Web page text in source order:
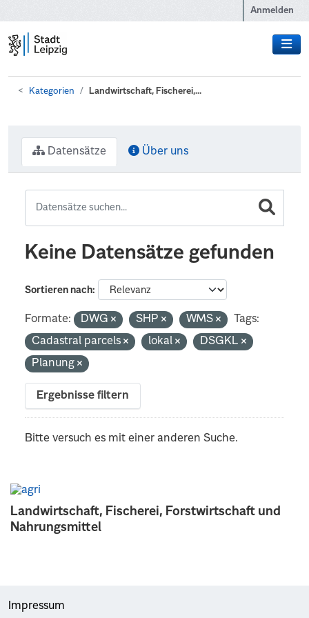
Anmelden
Kategorien Landwirtschaft, Fischerei,...
Landwirtschaft, Fischerei, Forstwirtschaft und
Nahrungsmittel
Datensätze Über uns
Keine Datensätze gefunden
Sortieren nach
Formate: DWG SHP WMS
Tags:
Cadastral parcels
lokal
DSGKL
Planung
Ergebnisse filtern
Bitte versuch es mit einer anderen Suche.
Impressum